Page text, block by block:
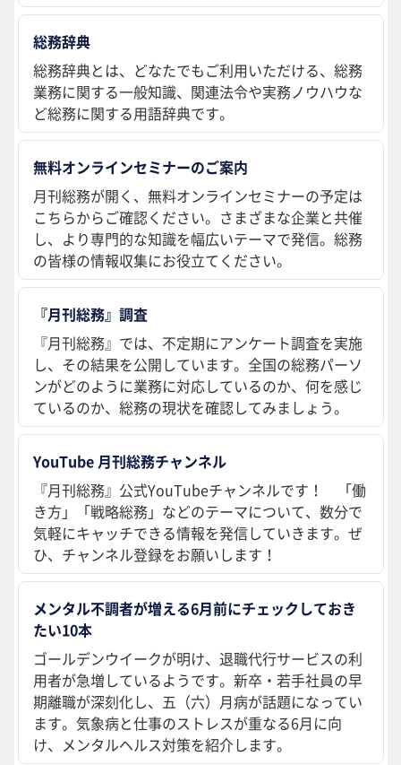
総務辞典
総務辞典とは、どなたでもご利用いただける、総務
業務に関する一般知識、関連法令や実務ノウハウな
ど総務に関する用語辞典です。
無料オンラインセミナーのご案内
月刊総務が開く、無料オンラインセミナーの予定は
こちらからご確認ください。さまざまな企業と共催
し、より専門的な知識を幅広いテーマで発信。総務
の皆様の情報収集にお役立てください。
『月刊総務』調査
『月刊総務』では、不定期にアンケート調査を実施
し、その結果を公開しています。全国の総務パーソ
ンがどのように業務に対応しているのか、何を感じ
ているのか、総務の現状を確認してみましょう。
YouTube 月刊総務チャンネル
『月刊総務』公式YouTubeチャンネルです！ 「働
き方」「戦略総務」などのテーマについて、数分で
気軽にキャッチできる情報を発信していきます。ぜ
ひ、チャンネル登録をお願いします！
メンタル不調者が増える6月前にチェックしておき
たい10本
ゴールデンウイークが明け、退職代行サービスの利
用者が急増しているようです。新卒・若手社員の早
期離職が深刻化し、五（六）月病が話題になってい
ます。気象病と仕事のストレスが重なる6月に向
け、メンタルヘルス対策を紹介します。